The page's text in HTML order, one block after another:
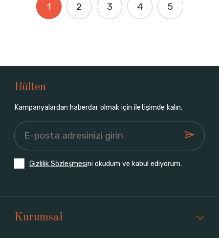
1 2 3 4 5
Bülten
Kampanyalardan haberdar olmak için iletişimde kalın.
Gizlilik Sözleşmesini okudum ve kabul ediyorum.
Kurumsal